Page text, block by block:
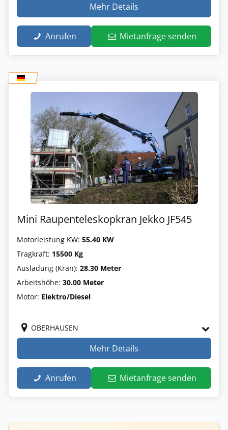
Mehr Details
Anrufen Mietanfrage senden
Mini Raupenteleskopkran Jekko JF545
Motorleistung KW: 55.40 KW
Tragkraft: 15500 Kg
Ausladung (Kran): 28.30 Meter
Arbeitshöhe: 30.00 Meter
Motor: Elektro/Diesel
OBERHAUSEN
Mehr Details
Anrufen Mietanfrage senden